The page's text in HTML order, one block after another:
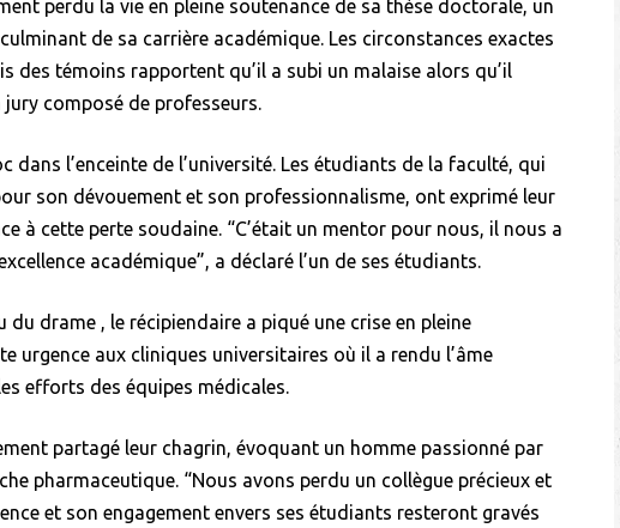
perdu la vie en pleine soutenance de sa thèse doctorale, un
de sa carrière académique. Les circonstances exactes
des témoins rapportent qu’il a subi un malaise alors qu’il
composé de professeurs.
dans l’enceinte de l’université. Les étudiants de la faculté, qui
son dévouement et son professionnalisme, ont exprimé leur
à cette perte soudaine. “C’était un mentor pour nous, il nous a
académique”, a déclaré l’un de ses étudiants.
drame , le récipiendaire a piqué une crise en pleine
urgence aux cliniques universitaires où il a rendu l’âme
efforts des équipes médicales.
partagé leur chagrin, évoquant un homme passionné par
pharmaceutique. “Nous avons perdu un collègue précieux et
et son engagement envers ses étudiants resteront gravés